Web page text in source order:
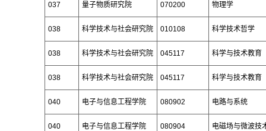
037 量子物质研究院 070200 物理学
038 科学技术与社会研究院 010108 科学技术哲学
038 科学技术与社会研究院 045117 科学与技术教育
038 科学技术与社会研究院 045117 科学与技术教育
040 电子与信息工程学院 080902 电路与系统
040 电子与信息工程学院 080904 电磁场与微波技